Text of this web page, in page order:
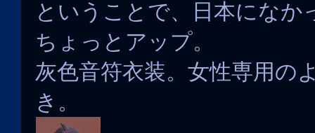
ということで、日本になか
ちょっとアップ。
灰色音符衣装。女性専用の
き。